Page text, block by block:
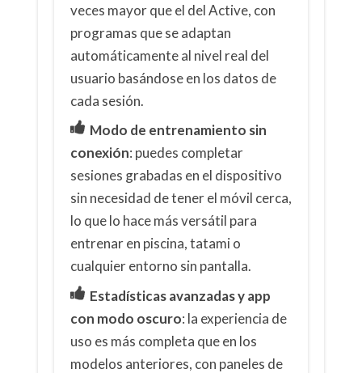
veces mayor que el del Active, con
programas que se adaptan
automáticamente al nivel real del
usuario basándose en los datos de
cada sesión.
Modo de entrenamiento sin
conexión: puedes completar
sesiones grabadas en el dispositivo
sin necesidad de tener el móvil cerca,
lo que lo hace más versátil para
entrenar en piscina, tatami o
cualquier entorno sin pantalla.
Estadísticas avanzadas y app
con modo oscuro: la experiencia de
uso es más completa que en los
modelos anteriores, con paneles de